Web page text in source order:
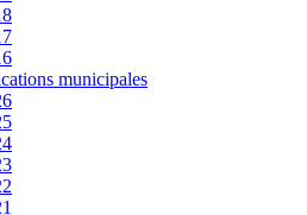
municipales